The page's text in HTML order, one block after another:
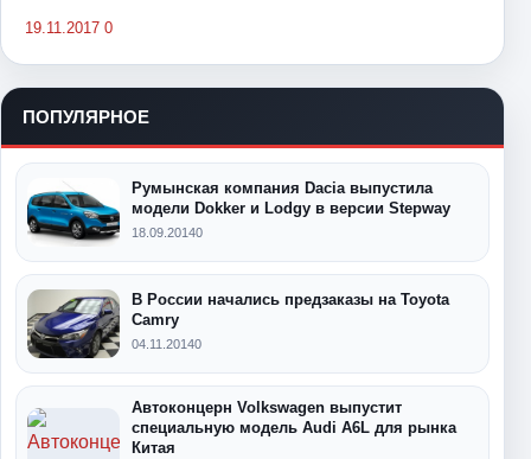
19.11.2017 0
ПОПУЛЯРНОЕ
Румынская компания Dacia выпустила
модели Dokker и Lodgy в версии Stepway
18.09.20140
В России начались предзаказы на Toyota
Camry
04.11.20140
Автоконцерн Volkswagen выпустит
специальную модель Audi A6L для рынка
Китая